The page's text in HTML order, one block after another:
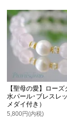
【聖母の愛】ロー
水パール･ブレスレ
メダイ付き）
5,800円(内税)